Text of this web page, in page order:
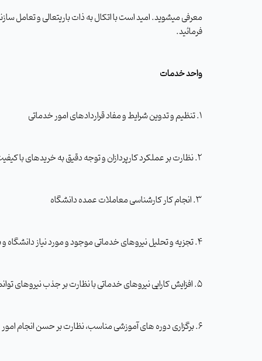
معرفی می­شوید. امید است با اتکال به ذات باریتعالی و تعامل
فرمائید.
واحد خدمات
1. تنظیم و تدوین شرایط و مفاد قراردادهای امور خدماتی
2. نظارت بر عملکرد کارپردازان و توجه دقیق به خریدهای با کیفیت تولیدات داخلی و مد نظر داشتن موضوع اقتصاد مقاومتی
3. انجام کار کارشناسی معاملات عمده دانشگاه
4. تجزیه و تحلیل نیروهای خدماتی موجود و مورد نیاز دانشگاه و برنامه ریزی جهت تأمین و توزیع مناسب نیروها در واحدهای تابعه و ساماندهی نیروهای موجود حسب هر واحد
5. افزایش کارایی نیروهای خدماتی با نظارت بر جذب نیروهای توانمند از نظر سلامت جسمی، روانی و روابط اجتماعی مناسب
6. برگزاری دوره­ های آموزشی مناسب، نظارت بر حسن انجام امور و پوشش مناسب نیروهای خدمات